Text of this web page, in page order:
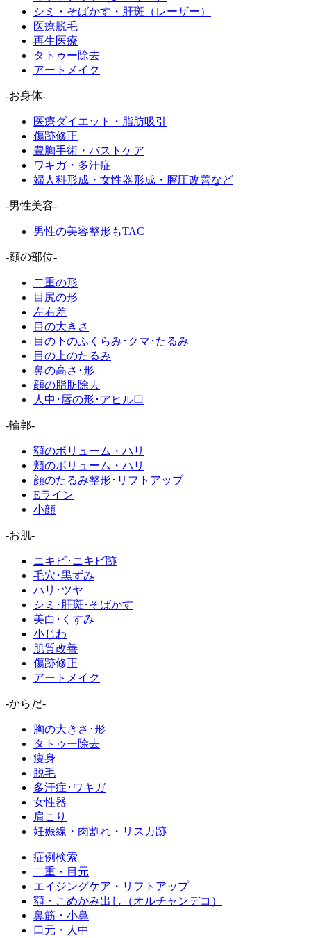
シミ・そばかす・肝斑（レーザー）
医療脱毛
再生医療
タトゥー除去
アートメイク
-お身体-
医療ダイエット・脂肪吸引
傷跡修正
豊胸手術・バストケア
ワキガ・多汗症
婦人科形成・女性器形成・膣圧改善など
-男性美容-
男性の美容整形もTAC
-顔の部位-
二重の形
目尻の形
左右差
目の大きさ
目の下のふくらみ･クマ･たるみ
目の上のたるみ
鼻の高さ･形
顔の脂肪除去
人中･唇の形･アヒル口
-輪郭-
額のボリューム・ハリ
頬のボリューム・ハリ
顔のたるみ整形･リフトアップ
Eライン
小顔
-お肌-
ニキビ･ニキビ跡
毛穴･黒ずみ
ハリ･ツヤ
シミ･肝斑･そばかす
美白･くすみ
小じわ
肌質改善
傷跡修正
アートメイク
-からだ-
胸の大きさ･形
タトゥー除去
痩身
脱毛
多汗症･ワキガ
女性器
肩こり
妊娠線・肉割れ・リスカ跡
症例検索
二重・目元
エイジングケア・リフトアップ
額・こめかみ出し（オルチャンデコ）
鼻筋・小鼻
口元・人中